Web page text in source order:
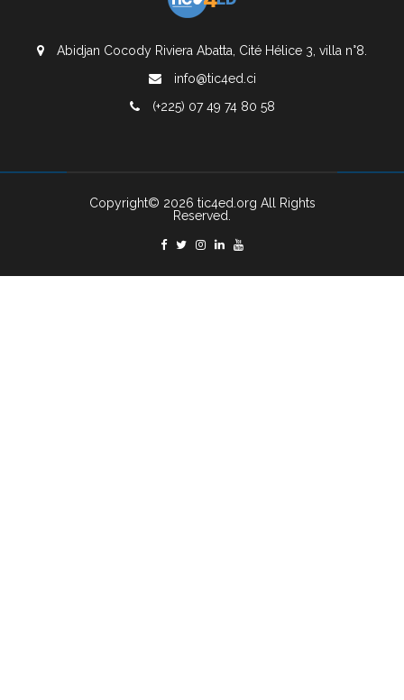
Abidjan Cocody Riviera Abatta, Cité Hélice 3, villa n°8.
info@tic4ed.ci
(+225) 07 49 74 80 58
Copyright© 2026 tic4ed.org All Rights
Reserved.